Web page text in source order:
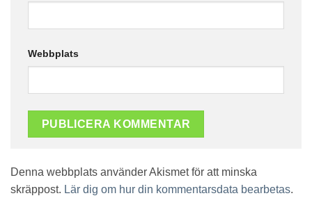
Webbplats
Denna webbplats använder Akismet för att minska
skräppost. Lär dig om hur din kommentarsdata bearbetas.